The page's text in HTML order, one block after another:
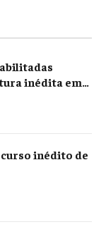
inédita em
inédito de